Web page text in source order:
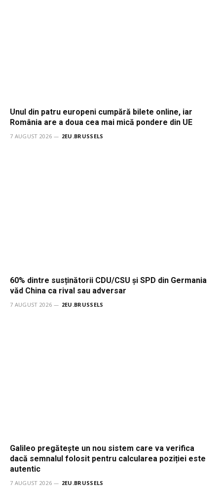
Unul din patru europeni cumpără bilete online, iar
România are a doua cea mai mică pondere din UE
7 AUGUST 2026 2EU.BRUSSELS
60% dintre susținătorii CDU/CSU și SPD din Germania
văd China ca rival sau adversar
7 AUGUST 2026 2EU.BRUSSELS
Galileo pregătește un nou sistem care va verifica
dacă semnalul folosit pentru calcularea poziției este
autentic
7 AUGUST 2026 2EU.BRUSSELS